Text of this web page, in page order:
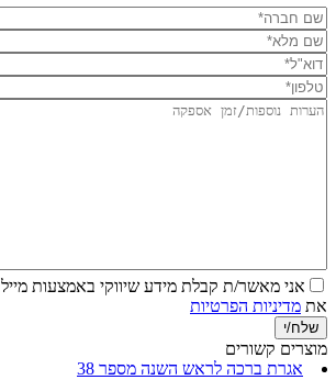
אני מאשר/ת קבלת מידע שיווקי באמצעות מייל
את מדיניות הפרטיות
מוצרים קשורים
אגרת ברכה לראש השנה מספר 38